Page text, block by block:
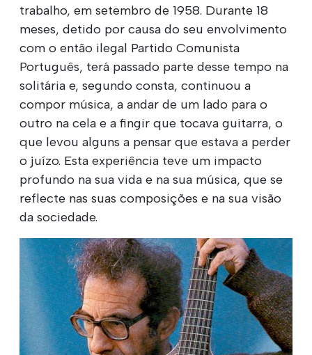
trabalho, em setembro de 1958. Durante 18
meses, detido por causa do seu envolvimento
com o então ilegal Partido Comunista
Português, terá passado parte desse tempo na
solitária e, segundo consta, continuou a
compor música, a andar de um lado para o
outro na cela e a fingir que tocava guitarra, o
que levou alguns a pensar que estava a perder
o juízo. Esta experiência teve um impacto
profundo na sua vida e na sua música, que se
reflecte nas suas composições e na sua visão
da sociedade.